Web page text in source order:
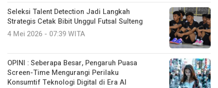
Seleksi Talent Detection Jadi Langkah
Strategis Cetak Bibit Unggul Futsal Sulteng
4 Mei 2026 - 07:39 WITA
OPINI : Seberapa Besar, Pengaruh Puasa
Screen-Time Mengurangi Perilaku
Konsumtif Teknologi Digital di Era AI